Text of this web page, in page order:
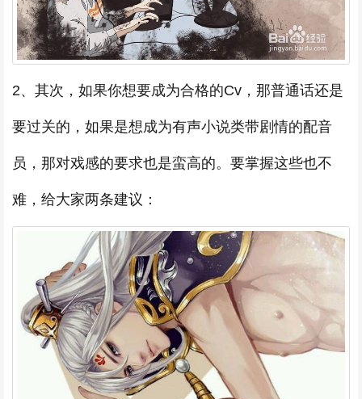
2、其次，如果你想要成为合格的Cv，那普通话还是
要过关的，如果是想成为有声小说类带剧情的配音
员，那对戏感的要求也是蛮高的。要掌握这些也不
难，给大家两条建议：